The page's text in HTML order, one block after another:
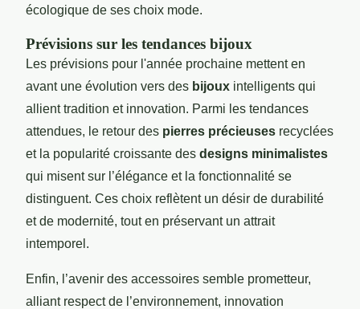
écologique de ses choix mode.
Prévisions sur les tendances bijoux
Les prévisions pour l'année prochaine mettent en
avant une évolution vers des bijoux intelligents qui
allient tradition et innovation. Parmi les tendances
attendues, le retour des pierres précieuses recyclées
et la popularité croissante des designs minimalistes
qui misent sur l’élégance et la fonctionnalité se
distinguent. Ces choix reflètent un désir de durabilité
et de modernité, tout en préservant un attrait
intemporel.
Enfin, l’avenir des accessoires semble prometteur,
alliant respect de l’environnement, innovation